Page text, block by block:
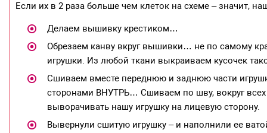
Если их в 2 раза больше чем клеток на схеме – значит,
Делаем вышивку крестиком…
Обрезаем канву вкруг вышивки… не по самому
игрушки. Из любой ткани выкраиваем кусочек
Сшиваем вместе переднюю и заднюю части
сторонами ВНУТРЬ… Сшиваем по шву, вокруг
выворачивать нашу игрушку на лицевую сторону.
Вывернули сшитую игрушку – и наполнили ее